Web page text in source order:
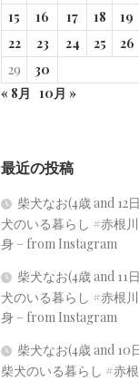
15
16 17 18 19
22
23 24 25 26
29
30
« 8月 10月 »
最近の投稿
柴犬なお(4歳 and 12
犬のいる暮らし #赤根
身 – from Instagram
柴犬なお(4歳 and 11
犬のいる暮らし #赤根
身 – from Instagram
柴犬なお(4歳 and 10
柴犬のいる暮らし #赤